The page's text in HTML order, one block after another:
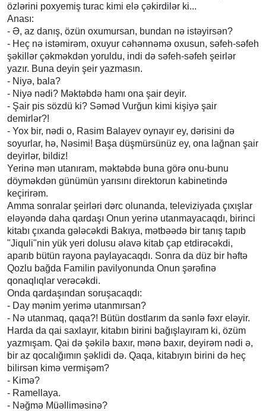
özlərini poxyemiş turac kimi elə çəkirdilər ki...
Anası:
- Ə, az danış, özün oxumursan, bundan nə istəyirsən?
- Heç nə istəmirəm, oxuyur cəhənnəmə oxusun, səfeh-səfeh
şəkillər çəkməkdən yoruldu, indi də səfeh-səfeh şeirlər
yazır. Buna deyin şeir yazmasın.
- Niyə, bala?
- Niyə nədi? Məktəbdə hamı ona şair deyir.
- Şair pis sözdü ki? Səməd Vurğun kimi kişiyə şair
demirlər?!
- Yox bir, nədi o, Rasim Balayev oynayır ey, dərisini də
soyurlar, hə, Nəsimi! Başa düşmürsünüz ey, ona lağnan şair
deyirlər, bildiz!
Yerinə mən utanıram, məktəbdə buna görə onu-bunu
döyməkdən günümün yarısını direktorun kabinetində
keçirirəm.
Amma sonralar şeirləri dərc olunanda, televiziyada çıxışlar
eləyəndə daha qardaşı Onun yerinə utanmayacaqdı, birinci
kitabı çıxanda gələcəkdi Bakıya, mətbəədə bir tanış tapıb
"Jiquli"nin yük yeri dolusu əlavə kitab çap etdirəcəkdi,
aparıb bütün rayona paylayacaqdı. Sonra da düz bir həftə
Qozlu bağda Familin pavilyonunda Onun şərəfinə
qonaqlıqlar verəcəkdi.
Onda qardaşından soruşacaqdı:
- Day mənim yerimə utanmırsan?
- Nə utanmaq, qaqa?! Bütün dostlarım da sənlə fəxr eləyir.
Harda da qai saxlayır, kitabın birini bağışlayıram ki, özüm
yazmışam. Qai də şəkilə baxır, mənə baxır, deyirəm nədi ə,
bir az qocalığımın şəklidi də. Qaqa, kitabıyın birini də heç
bilirsən kimə vermişəm?
- Kimə?
- Ramellaya.
- Nəğmə Müəlliməsinə?